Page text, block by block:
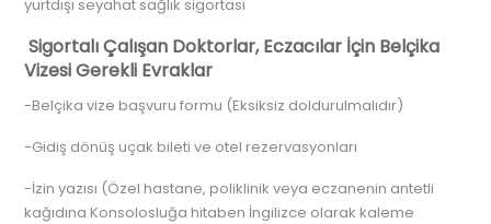
yurtdışı seyahat sağlık sigortası
Sigortalı Çalışan Doktorlar, Eczacılar İçin Belçika
Vizesi Gerekli Evraklar
-Belçika vize başvuru formu (Eksiksiz doldurulmalıdır)
-Gidiş dönüş uçak bileti ve otel rezervasyonları
-İzin yazısı (Özel hastane, poliklinik veya eczanenin antetli
kağıdına Konsolosluğa hitaben İngilizce olarak kaleme